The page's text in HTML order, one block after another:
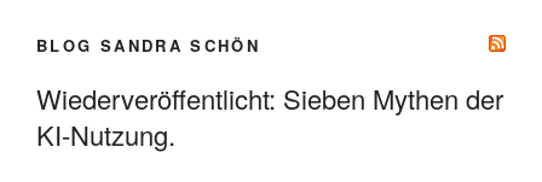
BLOG SANDRA SCHÖN
Wiederveröffentlicht: Sieben Mythen der
KI-Nutzung.